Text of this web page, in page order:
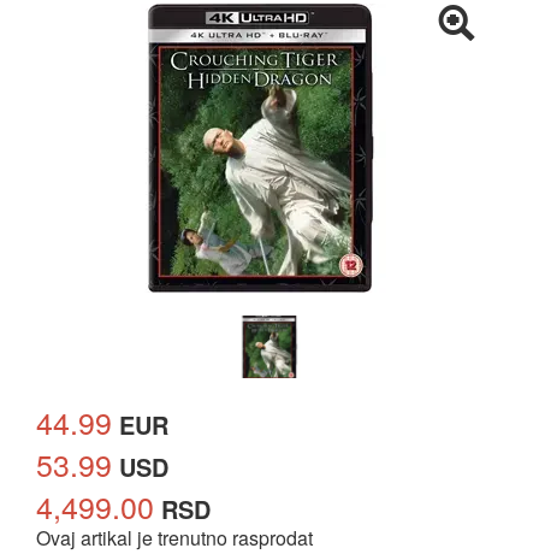
44.99 EUR
53.99 USD
4,499.00 RSD
Ovaj artikal je trenutno rasprodat